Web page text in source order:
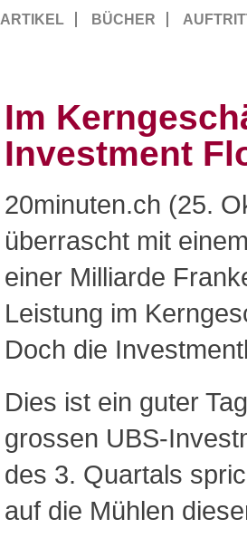
ARTIKEL BÜCHER
Im
Investment
20minuten.ch (25.
überrascht mit
einer Milliarde
Leistung im
Doch die
Dies ist ein guter
grossen UBS-
des 3. Quartals
auf die Mühlen